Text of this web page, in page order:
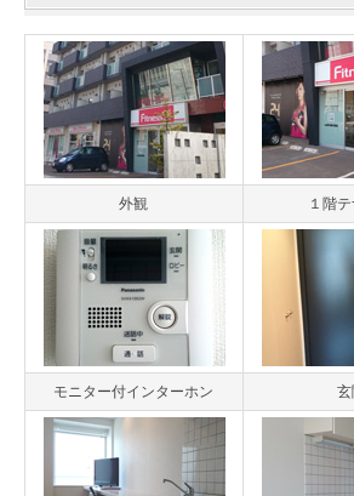
外観 １階
モニター付インターホン 玄